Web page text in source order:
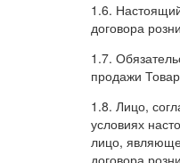
1.6.
договора
1.7.
продажи
1.8. Лицо,
условиях
лицо,
договора